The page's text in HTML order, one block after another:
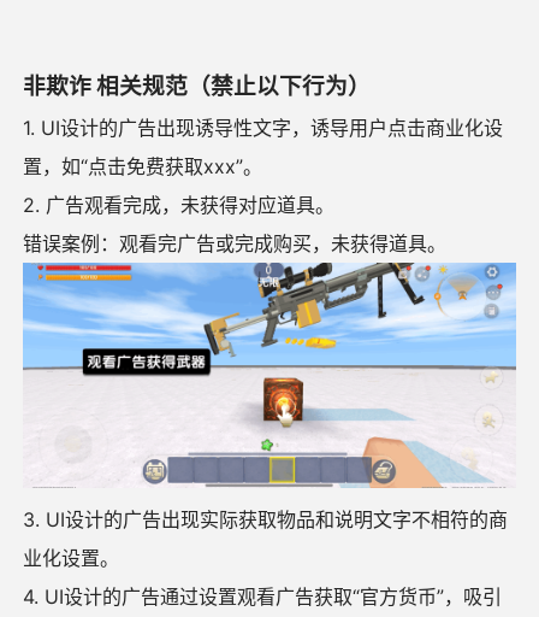
非欺诈 相关规范（禁止以下行为）
1. UI设计的广告出现诱导性文字，诱导用户点击商业化设
置，如“点击免费获取xxx”。
2. 广告观看完成，未获得对应道具。
错误案例：观看完广告或完成购买，未获得道具。
3. UI设计的广告出现实际获取物品和说明文字不相符的商
业化设置。
4. UI设计的广告通过设置观看广告获取“官方货币”，吸引